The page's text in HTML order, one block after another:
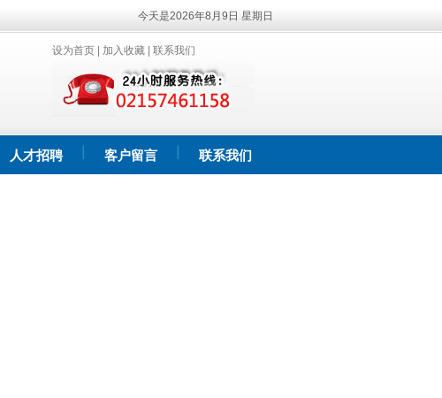
今天是2026年8月9日 星期日
设为首页 加入收藏 联系我们
人才招聘 客户留言 联系我们